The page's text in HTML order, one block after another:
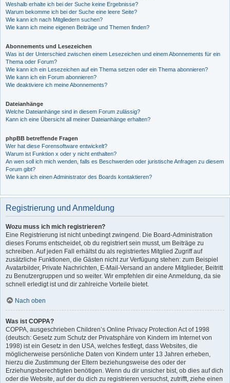
Weshalb erhalte ich bei der Suche keine Ergebnisse?
Warum bekomme ich bei der Suche eine leere Seite?
Wie kann ich nach Mitgliedern suchen?
Wie kann ich meine eigenen Beiträge und Themen finden?
Abonnements und Lesezeichen
Was ist der Unterschied zwischen einem Lesezeichen und einem Abonnements für ein
Thema oder Forum?
Wie kann ich ein Lesezeichen auf ein Thema setzen oder ein Thema abonnieren?
Wie kann ich ein Forum abonnieren?
Wie deaktiviere ich meine Abonnements?
Dateianhänge
Welche Dateianhänge sind in diesem Forum zulässig?
Kann ich eine Übersicht all meiner Dateianhänge erhalten?
phpBB betreffende Fragen
Wer hat diese Forensoftware entwickelt?
Warum ist Funktion x oder y nicht enthalten?
An wen soll ich mich wenden, falls es Beschwerden oder juristische Anfragen zu diesem
Forum gibt?
Wie kann ich einen Administrator des Boards kontaktieren?
Registrierung und Anmeldung
Wozu muss ich mich registrieren?
Eine Registrierung ist nicht unbedingt zwingend. Die Board-Administration
dieses Forums entscheidet, ob du registriert sein musst, um Beiträge zu
schreiben. Auf jeden Fall erhältst du als registriertes Mitglied Zugriff auf
zusätzliche Funktionen, die Gästen nicht zur Verfügung stehen: zum Beispiel
Avatarbilder, Private Nachrichten, E-Mail-Versand an andere Mitglieder, Beitritt
zu Benutzergruppen und so weiter. Wir empfehlen dir eine Anmeldung, da sie
schnell erledigt ist und dir zahlreiche Vorteile bietet.
Nach oben
Was ist COPPA?
COPPA, ausgeschrieben Children’s Online Privacy Protection Act of 1998
(deutsch: Gesetz zum Schutz der Privatsphäre von Kindern im Internet von
1998) ist ein Gesetz in den USA, welches festlegt, dass Websites, die
möglicherweise persönliche Daten von Kindern unter 13 Jahren erheben,
hierzu die Zustimmung der Eltern beziehungsweise des oder der
Erziehungsberechtigten benötigen. Wenn du dir unsicher bist, ob dies auf dich
oder die Website, auf der du dich zu registrieren versuchst, zutrifft, ziehe einen